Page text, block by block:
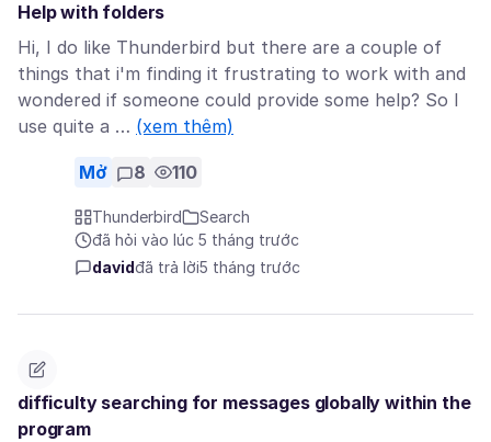
Help with folders
Hi, I do like Thunderbird but there are a couple of
things that i'm finding it frustrating to work with and
wondered if someone could provide some help? So I
use quite a … (xem thêm)
Mở 8 110
Thunderbird
Search
đã hỏi vào lúc 5 tháng trước
davidđã trả lời5 tháng trước
difficulty searching for messages globally within the
program